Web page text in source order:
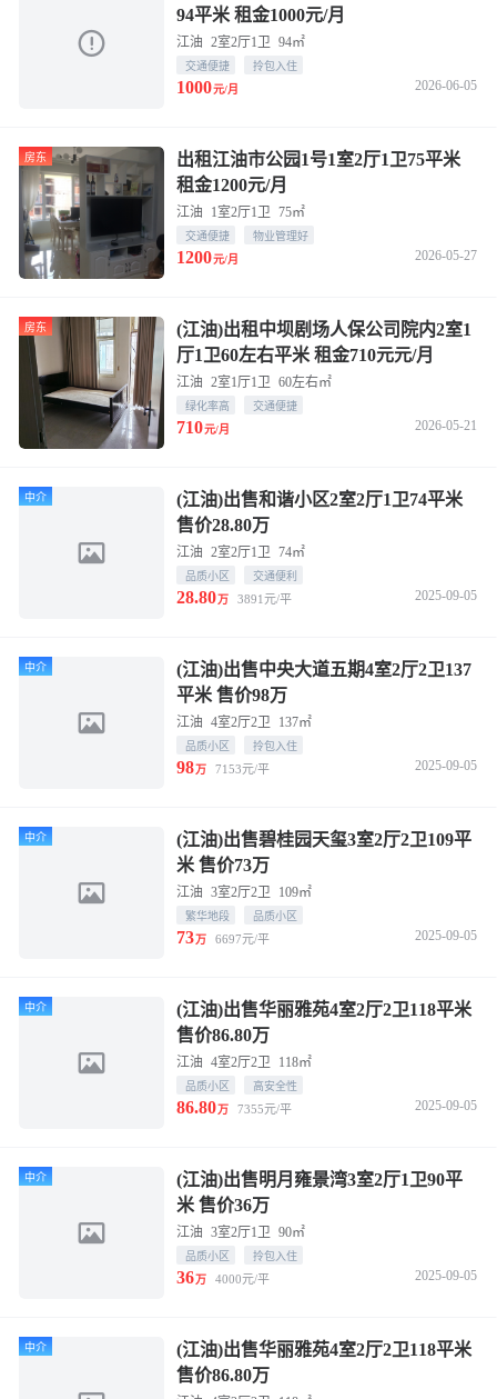
94平米 租金1000元/月
江油 2室2厅1卫 94㎡
交通便捷 拎包入住
1000元/月 2026-06-05
房东
出租江油市公园1号1室2厅1卫75平米
租金1200元/月
江油 1室2厅1卫 75㎡
交通便捷 物业管理好
1200元/月 2026-05-27
房东
(江油)出租中坝剧场人保公司院内2室1
厅1卫60左右平米 租金710元元/月
江油 2室1厅1卫 60左右㎡
绿化率高 交通便捷
710元/月 2026-05-21
中介
(江油)出售和谐小区2室2厅1卫74平米
售价28.80万
江油 2室2厅1卫 74㎡
品质小区 交通便利
28.80万 3891元/平 2025-09-05
中介
(江油)出售中央大道五期4室2厅2卫137
平米 售价98万
江油 4室2厅2卫 137㎡
品质小区 拎包入住
98万 7153元/平 2025-09-05
中介
(江油)出售碧桂园天玺3室2厅2卫109平
米 售价73万
江油 3室2厅2卫 109㎡
繁华地段 品质小区
73万 6697元/平 2025-09-05
中介
(江油)出售华丽雅苑4室2厅2卫118平米
售价86.80万
江油 4室2厅2卫 118㎡
品质小区 高安全性
86.80万 7355元/平 2025-09-05
中介
(江油)出售明月雍景湾3室2厅1卫90平
米 售价36万
江油 3室2厅1卫 90㎡
品质小区 拎包入住
36万 4000元/平 2025-09-05
中介
(江油)出售华丽雅苑4室2厅2卫118平米
售价86.80万